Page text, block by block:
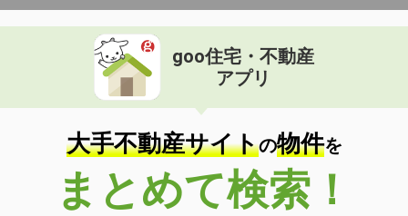
goo住宅・不動産
アプリ
大手不動産サイトの物件を
まとめて検索！